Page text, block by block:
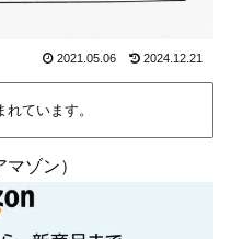
2021.05.06 2024.12.21
ています。
ゾン）